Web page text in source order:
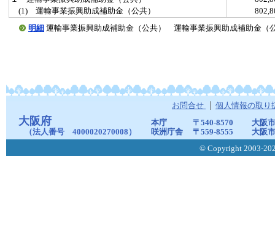
(1) 運輸事業振興助成補助金（公共）
明細 運輸事業振興助成補助金（公共） 運輸事業振興助成補助金（
お問合せ 個人情報の取り
大阪府
（法人番号 4000020270008）
本庁 〒540-8570
大阪
咲洲庁舎
〒559-8555
大阪
© Copyright 2003-